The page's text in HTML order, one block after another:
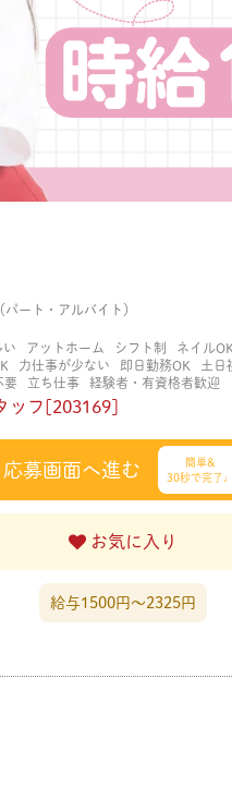
ート・アルバイト）
い アットホーム シフト制 ネイルOK
力仕事が少ない 即日勤務OK 土日
要 立ち仕事 経験者・有資格者歓迎
歓迎 髪型自由 髪色自由
ッフ[203169]
応募画面へ進む
簡単&
30秒で完了♩
お気に入り
給与1500円〜2325円